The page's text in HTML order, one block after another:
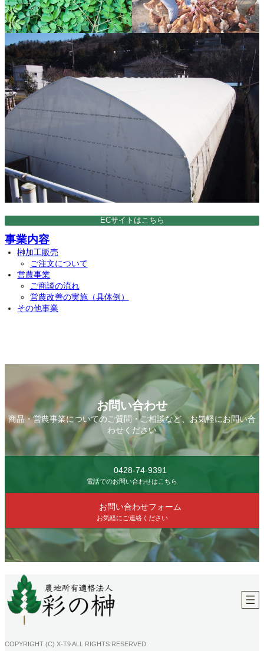
ECサイトはこちら
事業内容
榊加工販売
ご注文について
営農事業
ご商談の流れ
営農改善の実施（具体例）
その他事業
お問い合わせ
商品・営農事業についてのご質問・ご相談など、お気軽にお問い合
わせください
0428-74-9391
電話でのお問い合わせはこちら
お問い合わせフォーム
お気軽にご連絡ください
COPYRIGHT (C) X-T9 ALL RIGHTS RESERVED.